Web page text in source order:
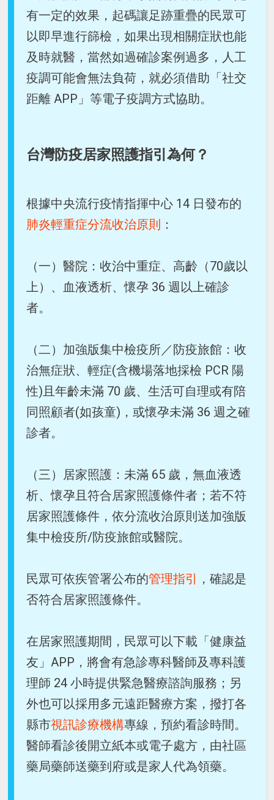
有一定的效果，起碼讓足跡重疊的民眾可
以即早進行篩檢，如果出現相關症狀也能
及時就醫，當然如過確診案例過多，人工
疫調可能會無法負荷，就必須借助「社交
距離 APP」等電子疫調方式協助。
台灣防疫居家照護指引為何？
根據中央流行疫情指揮中心 14 日發布的
肺炎輕重症分流收治原則 ：
（一）醫院：收治中重症、高齡（70歲以
上）、血液透析、懷孕 36 週以上確診
者。
（二）加強版集中檢疫所／防疫旅館：收
治無症狀、輕症(含機場落地採檢 PCR 陽
性)且年齡未滿 70 歲、生活可自理或有陪
同照顧者(如孩童)，或懷孕未滿 36 週之確
診者。
（三）居家照護：未滿 65 歲，無血液透
析、懷孕且符合居家照護條件者；若不符
居家照護條件，依分流收治原則送加強版
集中檢疫所/防疫旅館或醫院。
民眾可依疾管署公布的管理指引 ，確認是
否符合居家照護條件。
在居家照護期間，民眾可以下載「健康益
友」APP，將會有急診專科醫師及專科護
理師 24 小時提供緊急醫療諮詢服務；另
外也可以採用多元遠距醫療方案，撥打各
縣市視訊診療機構專線，預約看診時間。
醫師看診後開立紙本或電子處方，由社區
藥局藥師送藥到府或是家人代為領藥。